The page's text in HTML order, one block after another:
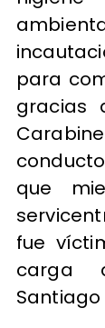
para
gracias
que
fue
carga